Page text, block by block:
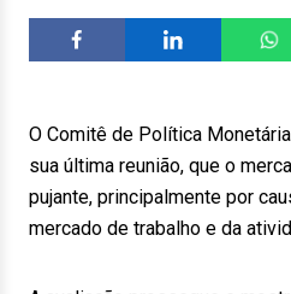
O Comitê de Política
sua última reunião, que o
pujante, principalmente por
mercado de trabalho e da